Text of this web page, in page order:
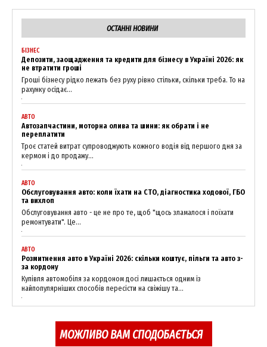
ОСТАННІ НОВИНИ
БІЗНЕС
Депозити, заощадження та кредити для бізнесу в Україні 2026: як
не втратити гроші
Гроші бізнесу рідко лежать без руху рівно стільки, скільки треба. То на
рахунку осідає...
АВТО
Автозапчастини, моторна олива та шини: як обрати і не
переплатити
Троє статей витрат супроводжують кожного водія від першого дня за
кермом і до продажу...
АВТО
Обслуговування авто: коли їхати на СТО, діагностика ходової, ГБО
та вихлоп
Обслуговування авто - це не про те, щоб "щось зламалося і поїхати
ремонтувати". Це...
АВТО
Розмитнення авто в Україні 2026: скільки коштує, пільги та авто з-
за кордону
Купівля автомобіля за кордоном досі лишається одним із
найпопулярніших способів пересісти на свіжішу та...
МОЖЛИВО ВАМ СПОДОБАЄТЬСЯ